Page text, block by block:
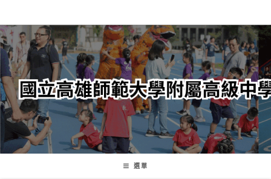
轉
至
主
內
容
選單